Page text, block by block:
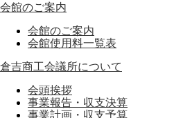
会館のご案内
会館のご案内
会館使用料一覧表
倉吉商工会議所について
会頭挨拶
事業報告・収支決算
事業計画・収支予算